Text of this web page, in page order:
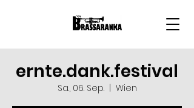
ernte.dank.festival
Sa., 06. Sep.
  |
Wien